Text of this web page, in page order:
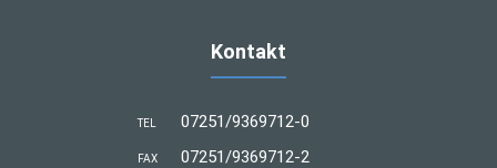
Kontakt
TEL 07251/9369712-0
FAX 07251/9369712-2